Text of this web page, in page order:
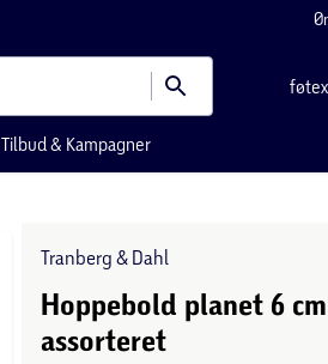
Tilbud & Kampagner
Tranberg & Dahl
Hoppebold planet 6
assorteret